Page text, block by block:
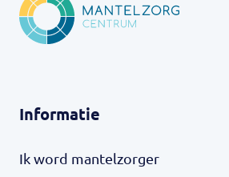
Informatie
Ik word mantelzorger